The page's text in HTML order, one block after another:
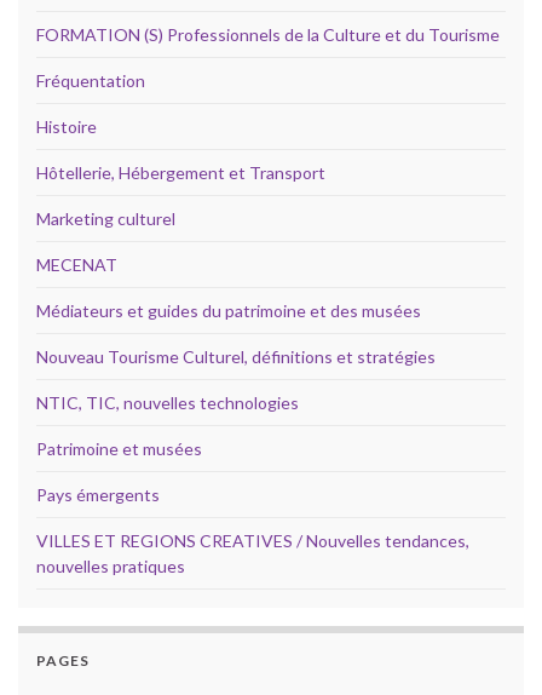
FORMATION (S) Professionnels de la Culture et du Tourisme
Fréquentation
Histoire
Hôtellerie, Hébergement et Transport
Marketing culturel
MECENAT
Médiateurs et guides du patrimoine et des musées
Nouveau Tourisme Culturel, définitions et stratégies
NTIC, TIC, nouvelles technologies
Patrimoine et musées
Pays émergents
VILLES ET REGIONS CREATIVES / Nouvelles tendances,
nouvelles pratiques
PAGES